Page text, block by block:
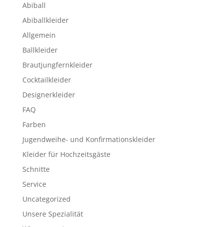
Abiball
Abiballkleider
Allgemein
Ballkleider
Brautjungfernkleider
Cocktailkleider
Designerkleider
FAQ
Farben
Jugendweihe- und Konfirmationskleider
Kleider für Hochzeitsgäste
Schnitte
Service
Uncategorized
Unsere Spezialität